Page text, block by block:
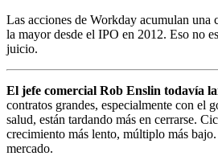
Las acciones de Workday acumulan una
la mayor desde el IPO en 2012. Eso no
juicio.
El jefe comercial Rob Enslin todavía
contratos grandes, especialmente con el
salud, están tardando más en cerrarse.
crecimiento más lento, múltiplo más
mercado.